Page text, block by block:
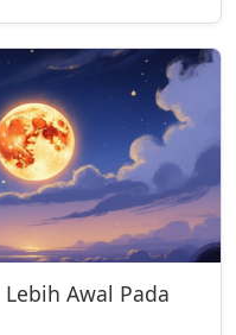
Awal Pada